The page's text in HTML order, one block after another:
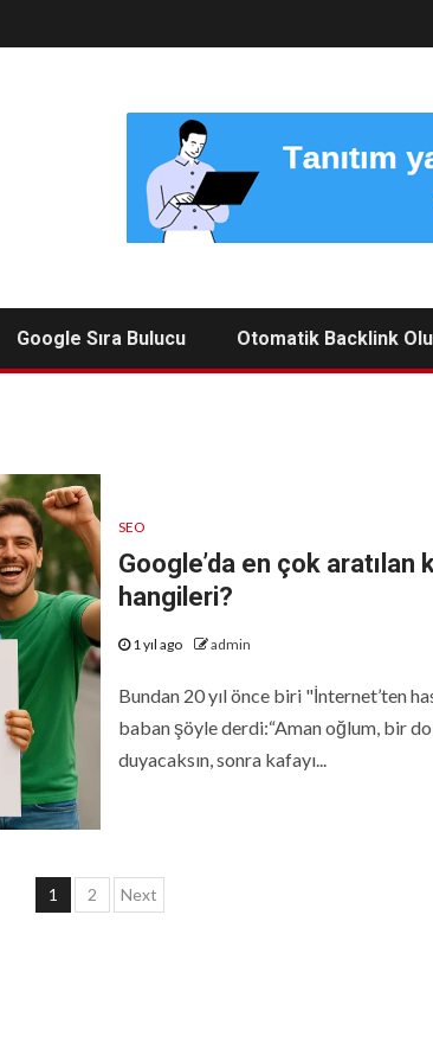
Google Sıra Bulucu Otomatik Backlink
SEO
Google’da en çok aratılan
hangileri?
1 yıl ago admin
Bundan 20 yıl önce biri "İnternet’ten
baban şöyle derdi:“Aman oğlum, bir
duyacaksın, sonra kafayı...
Yazı
1 2 Next